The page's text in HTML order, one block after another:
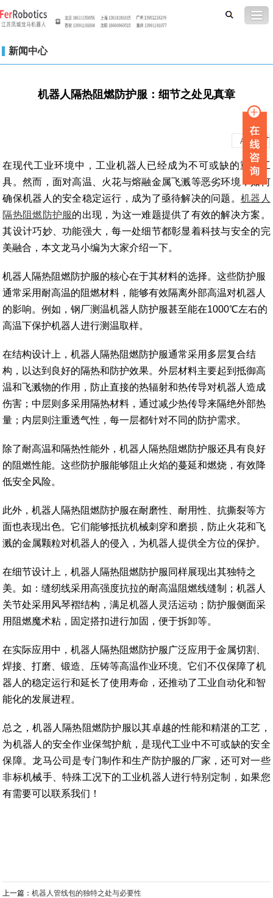
新闻中心
机器人隔热阻燃防护服：细节之处见真章
A A +
在现代工业环境中，工业机器人已经成为不可或缺的重要工
具。然而，面对高温、火花与熔融金属飞溅等恶劣环境，如何
确保机器人的安全稳定运行，成为了亟待解决的问题。 机器人
隔热阻燃防护服的出现，为这一难题提供了有效的解决方案。
其设计巧妙、功能强大，每一处细节都彰显着科技与安全的完
美融合，本文龙马小编为大家介绍一下。
机器人隔热阻燃防护服的核心在于其材料的选择。这些防护服
通常采用耐高温的阻燃材料，能够有效隔离外部高温对机器人
的影响。例如，钢厂测温机器人防护服甚至能在1000℃左右的
高温下保护机器人进行测温取样。
在结构设计上，机器人隔热阻燃防护服通常采用多层复合结
构，以达到良好的隔热和防护效果。外层材料主要起到抵御高
温和飞溅物的作用，防止直接的热辐射和热传导对机器人造成
伤害；中层则多采用隔热材料，通过减少热传导来隔绝外部热
量；内层则注重透气性，每一层都针对不同的防护需求。
除了耐高温和隔热性能外，机器人隔热阻燃防护服还具有良好
的阻燃性能。这些防护服能够阻止火焰的蔓延和燃烧，有效降
低安全风险。
此外，机器人隔热阻燃防护服在耐磨性、耐用性、抗撕裂等方
面也表现出色。它们能够抵抗机械刺穿和磨损，防止火花和飞
溅的金属颗粒对机器人的侵入，为机器人提供全方位的保护。
在细节设计上，机器人隔热阻燃防护服同样展现出其独特之
美。如：缝纫线采用高强度抗拉的耐高温阻燃线缝制；机器人
关节处采用风琴褶结构，满足机器人灵活运动；防护服侧面采
用阻燃魔术粘，固定搭扣进行加固，便于拆卸等。
在实际应用中，机器人隔热阻燃防护服广泛应用于金属切割、
焊接、打磨、锻造、压铸等高温作业环境。它们不仅保障了机
器人的稳定运行和延长了使用寿命，还推动了工业自动化和智
能化的发展进程。
总之，机器人隔热阻燃防护服以其卓越的性能和精湛的工艺，
为机器人的安全作业保驾护航，是现代工业中不可或缺的安全
保障。龙马公司是专门制作和生产防护服的厂家，还可对一些
非标机械手、特殊工况下的工业机器人进行特别定制，如果您
有需要可以联系我们！
上一篇：机器人管线包的独特之处与必要性